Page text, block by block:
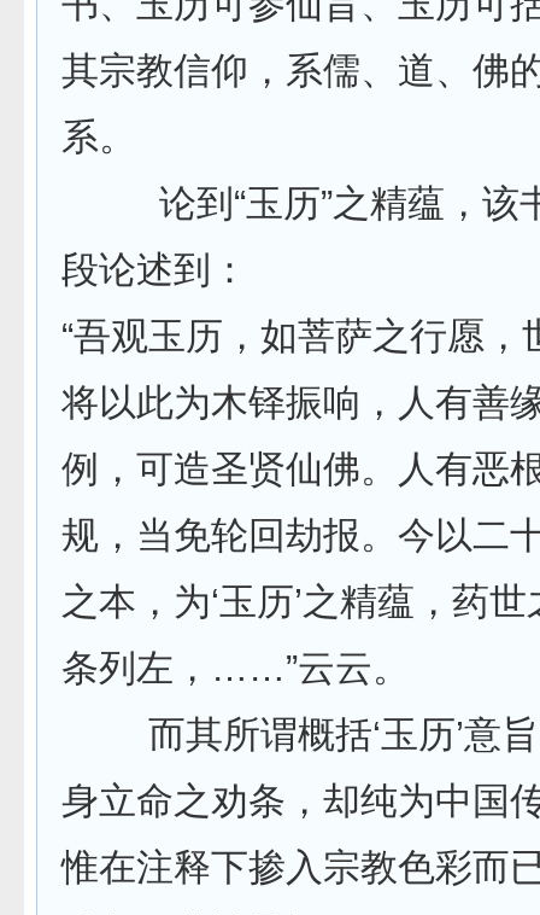
其宗教信仰，系儒、道、佛
系。
论到“玉历”之精蕴，该
段论述到：
“吾观玉历，如菩萨之行愿，
将以此为木铎振响，人有善
例，可造圣贤仙佛。人有恶
规，当免轮回劫报。今以二
之本，为‘玉历’之精蕴，药
条列左，……”云云。
而其所谓概括‘玉历’意旨
身立命之劝条，却纯为中国
惟在注释下掺入宗教色彩而